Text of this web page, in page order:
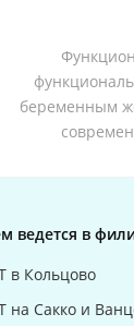
беременным
ведется в
в Кольцово
на Сакко и